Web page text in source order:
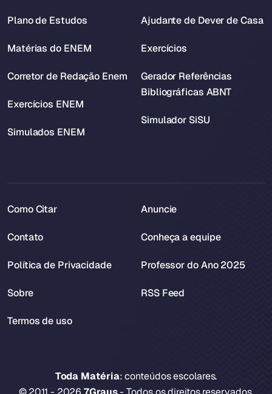
Plano de Estudos
Matérias do ENEM
Corretor de Redação Enem
Exercícios ENEM
Simulados ENEM
Ajudante de Dever de Casa
Exercícios
Gerador Referências
Bibliográficas ABNT
Simulador SiSU
Toda Matéria: conteúdos escolares.
Como Citar
Contato
Política de Privacidade
Sobre
Termos de uso
Anuncie
Conheça a equipe
Professor do Ano 2025
RSS Feed